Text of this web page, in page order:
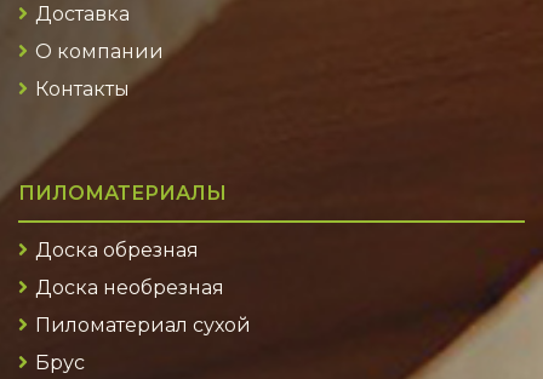
Доставка
О компании
Контакты
ПИЛОМАТЕРИАЛЫ
Доска обрезная
Доска необрезная
Пиломатериал сухой
Брус